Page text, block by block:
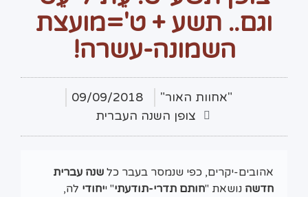
וגם.. תשע + ט'=מועצת
השמונה-עשרה!
"אחוות האור"
09/09/2018
צופן השנה העברית
אהובים-יקרים, כפי שנמסר בעבר כל שנה עברית
חדשה נושאת "חותם תדרי-תודעתי" ייחודי לה,